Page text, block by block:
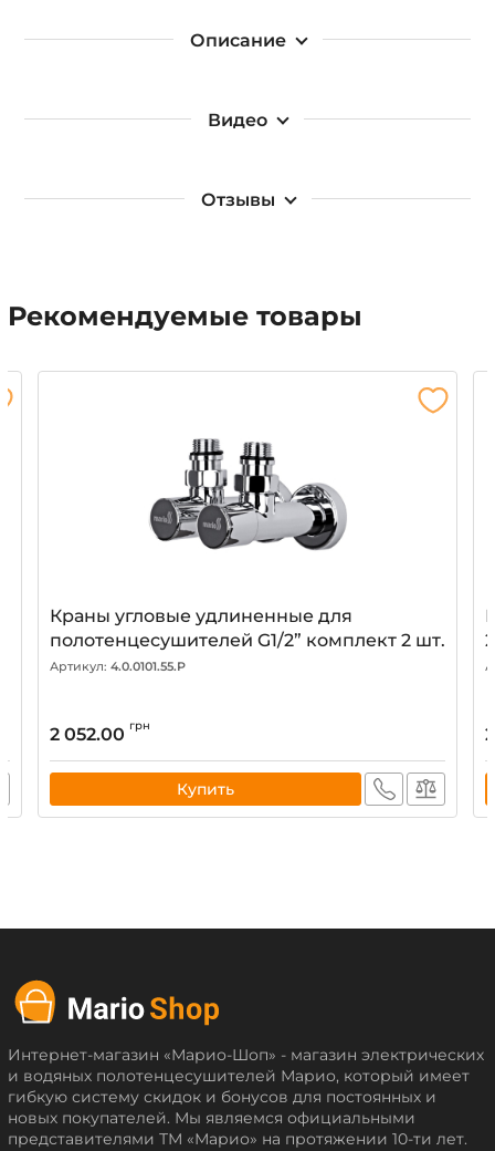
Описание
Видео
Отзывы
Рекомендуемые товары
Краны угловые удлиненные для
полотенцесушителей G1/2” комплект 2 шт.
Артикул: 4.0.0101.55.P
2 052.00 грн
Купить
Интернет-магазин «Марио-Шоп» - магазин электрических
и водяных полотенцесушителей Марио, который имеет
гибкую систему скидок и бонусов для постоянных и
новых покупателей. Мы являемся официальными
представителями ТМ «Марио» на протяжении 10-ти лет.